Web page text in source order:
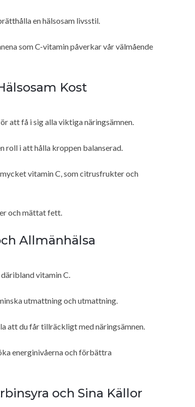
en hälsosam livsstil.
som C-vitamin påverkar vår välmående
Kost
att få i sig alla viktiga näringsämnen.
roll i att hålla kroppen balanserad.
vitamin C, som citrusfrukter och
och mättat fett.
Allmänhälsa
vitamin C.
utmattning och utmattning.
att du får tillräckligt med näringsämnen.
energinivåerna och förbättra
och Sina Källor